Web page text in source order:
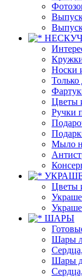
Носки
Только
Цветы
Ручки
Мыло
Цветы
ШАРЫ
Шары
Шары